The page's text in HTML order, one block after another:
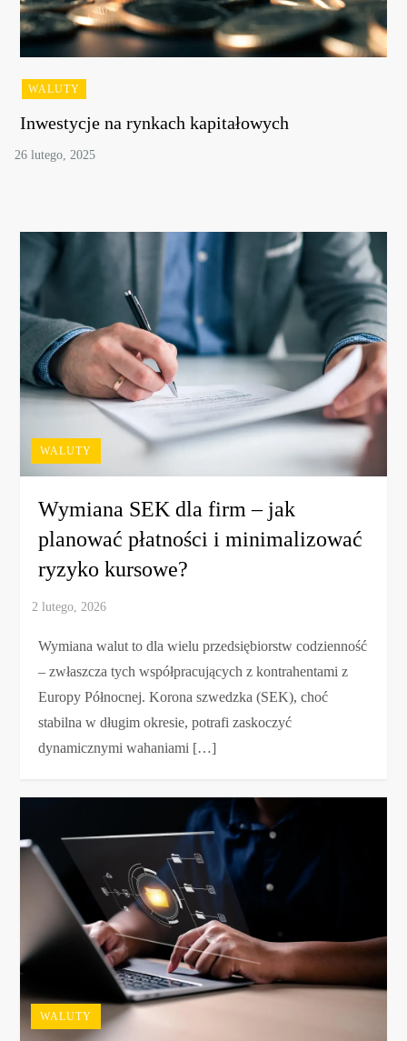
WALUTY
Inwestycje na rynkach kapitałowych
WALUTY
Wymiana SEK dla firm – jak
planować płatności i minimalizować
ryzyko kursowe?
Wymiana walut to dla wielu przedsiębiorstw codzienność
– zwłaszcza tych współpracujących z kontrahentami z
Europy Północnej. Korona szwedzka (SEK), choć
stabilna w długim okresie, potrafi zaskoczyć
dynamicznymi wahaniami […]
WALUTY